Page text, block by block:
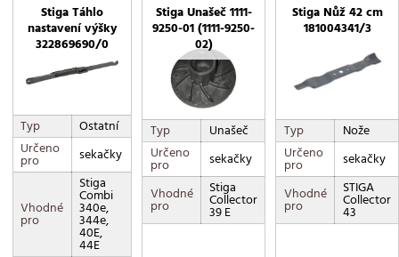
Stiga Táhlo
nastavení výšky
322869690/0
Typ
Ostatní
Určeno
pro sekačky
Vhodné
pro
Stiga
Combi
340e,
344e,
40E,
44E
Stiga Unašeč 1111-
9250-01 (1111-9250-
02)
Typ
Unašeč
Určeno
pro
sekačky
Vhodné
pro
Stiga
Collector
39 E
Stiga Nůž 42 cm
181004341/3
Typ
Nože
Určeno
pro
sekačky
Vhodné
pro
STIGA
Collector
43